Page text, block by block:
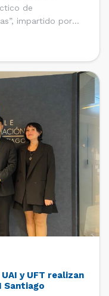
de
impartido por
en Economía
Luisa Petitpas
y UFT realizan
Santiago